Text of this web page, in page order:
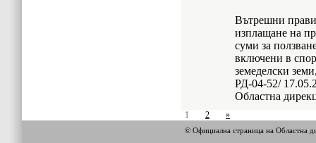
Вътрешни
изплащане на
суми за
включени в
земеделски
РД-04-52/
Областна
1 2 »
© Официална страница на